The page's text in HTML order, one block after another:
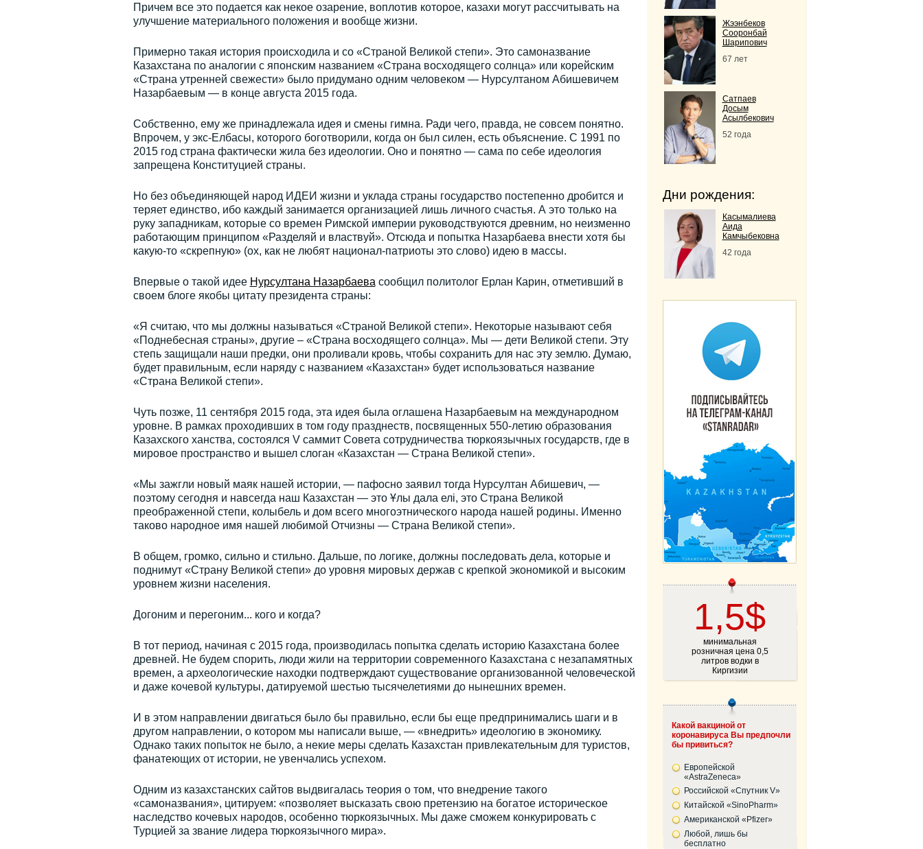
Причем все это подается как некое озарение, воплотив которое, казахи могут рассчитывать на
улучшение материального положения и вообще жизни.
Примерно такая история происходила и со «Страной Великой степи». Это самоназвание
Казахстана по аналогии с японским названием «Страна восходящего солнца» или корейским
«Страна утренней свежести» было придумано одним человеком — Нурсултаном Абишевичем
Назарбаевым — в конце августа 2015 года.
Собственно, ему же принадлежала идея и смены гимна. Ради чего, правда, не совсем понятно.
Впрочем, у экс-Елбасы, которого боготворили, когда он был силен, есть объяснение. С 1991 по
2015 год страна фактически жила без идеологии. Оно и понятно — сама по себе идеология
запрещена Конституцией страны.
Но без объединяющей народ ИДЕИ жизни и уклада страны государство постепенно дробится и
теряет единство, ибо каждый занимается организацией лишь личного счастья. А это только на
руку западникам, которые со времен Римской империи руководствуются древним, но неизменно
работающим принципом «Разделяй и властвуй». Отсюда и попытка Назарбаева внести хотя бы
какую-то «скрепную» (ох, как не любят национал-патриоты это слово) идею в массы.
Впервые о такой идее Нурсултана Назарбаева сообщил политолог Ерлан Карин, отметивший в
своем блоге якобы цитату президента страны:
«Я считаю, что мы должны называться «Страной Великой степи». Некоторые называют себя
«Поднебесная страны», другие – «Страна восходящего солнца». Мы — дети Великой степи. Эту
степь защищали наши предки, они проливали кровь, чтобы сохранить для нас эту землю. Думаю,
будет правильным, если наряду с названием «Казахстан» будет использоваться название
«Страна Великой степи».
Чуть позже, 11 сентября 2015 года, эта идея была оглашена Назарбаевым на международном
уровне. В рамках проходивших в том году празднеств, посвященных 550-летию образования
Казахского ханства, состоялся V саммит Совета сотрудничества тюркоязычных государств, где в
мировое пространство и вышел слоган «Казахстан — Страна Великой степи».
«Мы зажгли новый маяк нашей истории, — пафосно заявил тогда Нурсултан Абишевич, —
поэтому сегодня и навсегда наш Казахстан — это Ұлы дала елі, это Страна Великой
преображенной степи, колыбель и дом всего многоэтнического народа нашей родины. Именно
таково народное имя нашей любимой Отчизны — Страна Великой степи».
В общем, громко, сильно и стильно. Дальше, по логике, должны последовать дела, которые и
поднимут «Страну Великой степи» до уровня мировых держав с крепкой экономикой и высоким
уровнем жизни населения.
Догоним и перегоним... кого и когда?
В тот период, начиная с 2015 года, производилась попытка сделать историю Казахстана более
древней. Не будем спорить, люди жили на территории современного Казахстана с незапамятных
времен, а археологические находки подтверждают существование организованной человеческой
и даже кочевой культуры, датируемой шестью тысячелетиями до нынешних времен.
И в этом направлении двигаться было бы правильно, если бы еще предпринимались шаги и в
другом направлении, о котором мы написали выше, — «внедрить» идеологию в экономику.
Однако таких попыток не было, а некие меры сделать Казахстан привлекательным для туристов,
фанатеющих от истории, не увенчались успехом.
Одним из казахстанских сайтов выдвигалась теория о том, что внедрение такого
«самоназвания», цитируем: «позволяет высказать свою претензию на богатое историческое
наследство кочевых народов, особенно тюркоязычных. Мы даже сможем конкурировать с
Турцией за звание лидера тюркоязычного мира».
Жээнбеков
Сооронбай
Шарипович
67 лет
Сатпаев
Досым
Асылбекович
52 года
Дни рождения:
Касымалиева
Аида
Камчыбековна
42 года
1,5$
минимальная
розничная цена 0,5
литров водки в
Киргизии
Какой вакциной от
коронавируса Вы предпочли
бы привиться?
Европейской
«AstraZeneca»
Российской «Спутник V»
Китайской «SinoPharm»
Американской «Pfizer»
Любой, лишь бы
бесплатно